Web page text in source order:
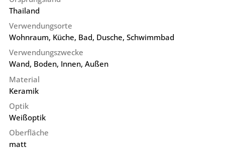
Thailand
Verwendungsorte
Wohnraum, Küche, Bad, Dusche, Schwimmbad
Verwendungszwecke
Wand, Boden, Innen, Außen
Material
Keramik
Optik
Weißoptik
Oberfläche
matt